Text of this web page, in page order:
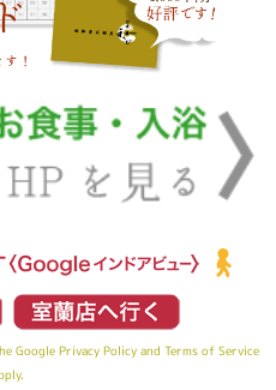
Google Privacy Policy and Terms of Service